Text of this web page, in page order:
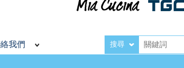
我們 搜尋